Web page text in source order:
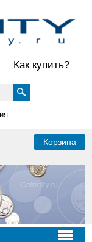
Как купить?
Корзина